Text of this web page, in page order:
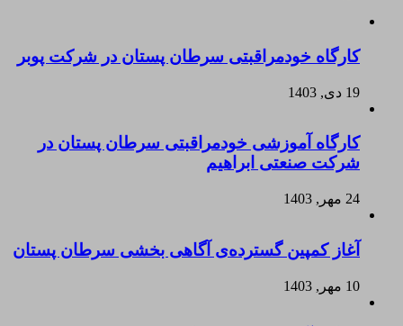
کارگاه خودمراقبتی سرطان پستان در شرکت پوبر
19 دی, 1403
کارگاه آموزشی خودمراقبتی سرطان پستان در
شرکت صنعتی ابراهیم
24 مهر, 1403
آغاز کمپین گسترده‌ی آگاهی بخشی سرطان پستان
10 مهر, 1403